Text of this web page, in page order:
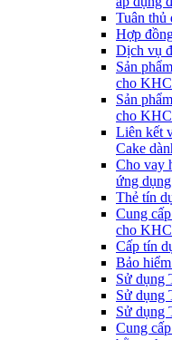
Tuân thủ
Hợp
Dịch vụ
Sản
cho
Sản
cho
Liên kết
Cake
Cho vay
ứng
Thẻ tín
Cung
cho
Cấp tín
Bảo
Sử dụng
Sử dụng
Sử dụng
Cung